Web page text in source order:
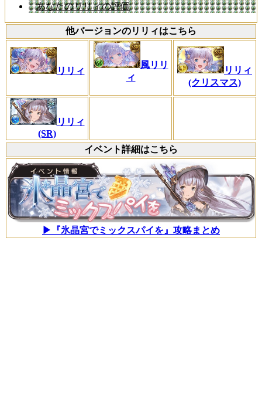
あなたのリリィの評価
他バージョンのリリィはこちら
リリィ
風リリ
ィ
リリィ
(クリスマス)
リリィ
(SR)
イベント詳細はこちら
▶『氷晶宮でミックスパイを』攻略まとめ